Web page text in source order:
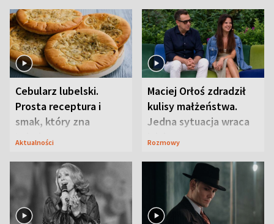
Cebularz lubelski.
Prosta receptura i
smak, który zna
Lubelszczyzna
Aktualności
Maciej Orłoś zdradził
kulisy małżeństwa.
Jedna sytuacja wraca
jak bumerang
Rozmowy